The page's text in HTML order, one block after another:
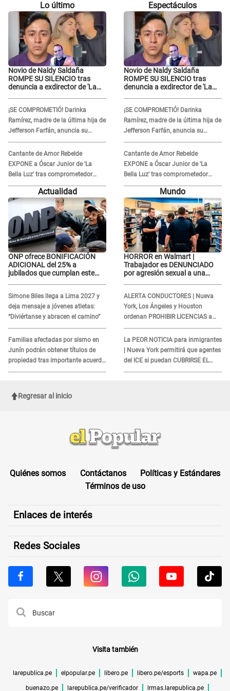
Lo último
Novio de Naldy Saldaña
ROMPE SU SILENCIO tras
denuncia a exdirector de 'La
¡SE COMPROMETIÓ! Darinka
Ramírez, madre de la última hija de
Jefferson Farfán, anuncia su
compromiso: "Sí, para siempre"
Cantante de Amor Rebelde
EXPONE a Óscar Junior de 'La
Bella Luz' tras comprometedor
video y detalla DESAGRADABLE
momento: "Me hizo sentir
Espectáculos
Novio de Naldy Saldaña
ROMPE SU SILENCIO tras
denuncia a exdirector de 'La
¡SE COMPROMETIÓ! Darinka
Ramírez, madre de la última hija de
Jefferson Farfán, anuncia su
compromiso: "Sí, para siempre"
Cantante de Amor Rebelde
EXPONE a Óscar Junior de 'La
Bella Luz' tras comprometedor
video y detalla DESAGRADABLE
momento: "Me hizo sentir
incómoda"
Actualidad
ONP ofrece BONIFICACIÓN
ADICIONAL del 25% a
jubilados que cumplan este
Simone Biles llega a Lima 2027 y
deja mensaje a jóvenes atletas:
“Diviértanse y abracen el camino”
Familias afectadas por sismo en
Junín podrán obtener títulos de
propiedad tras importante acuerdo
de Cofopri
Mundo
HORROR en Walmart |
Trabajador es DENUNCIADO
por agresión sexual a una
ALERTA CONDUCTORES | Nueva
York, Los Ángeles y Houston
ordenan PROHIBIR LICENCIAS a
quienes no presenten ESTE
DOCUMENTO
La PEOR NOTICIA para inmigrantes
| Nueva York permitirá que agentes
del ICE si puedan CUBRIRSE EL
ROSTRO
Regresar al inicio
Quiénes somos Contáctanos
Políticas y Estándares
Términos de uso
Enlaces de interés
Redes Sociales
Visita también
larepublica.pe elpopular.pe libero.pe libero.pe/esports wapa.pe
buenazo.pe larepublica.pe/verificador lrmas.larepublica.pe